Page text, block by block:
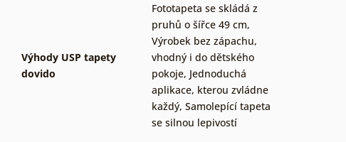
Výhody USP tapety
dovido
Fototapeta se skládá z
pruhů o šířce 49 cm,
Výrobek bez zápachu,
vhodný i do dětského
pokoje, Jednoduchá
aplikace, kterou zvládne
každý, Samolepící tapeta
se silnou lepivostí